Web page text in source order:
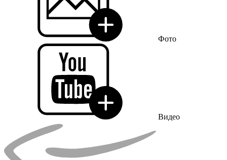
Фото
Видео